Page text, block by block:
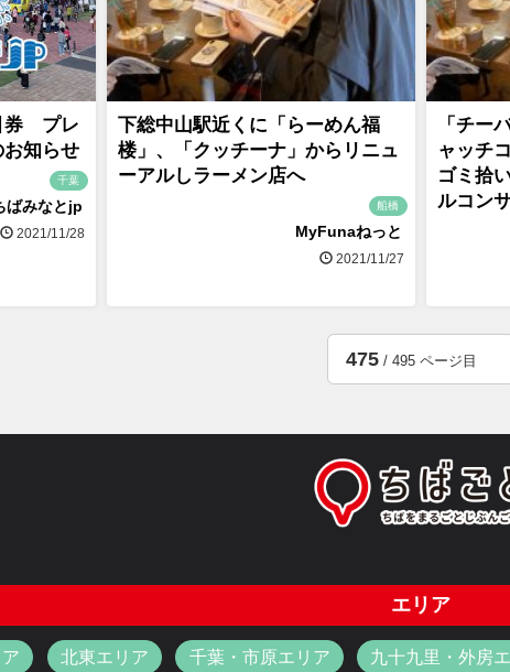
券 プレ
知らせ
千葉
ばみなとjp
2021/11/28
下総中山駅近くに「らーめん福
楼」、「クッチーナ」からリニュ
ーアルしラーメン店へ
船橋
MyFunaねっと
2021/11/27
「チー
ャッチ
ゴミ拾
ルコン
475/ 495 ページ目
エリア
北東エリア 千葉・市原エリア 九十九里・外房